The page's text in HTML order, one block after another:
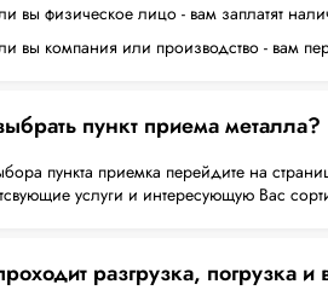
вы физическое лицо - вам заплатят
вы компания или производство - вам
пункт приема металла?
пункта приемка перейдите на
услуги и интересующую Вас
разгрузка, погрузка